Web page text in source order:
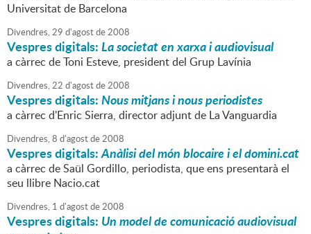
Universitat de Barcelona
Divendres,29 d'agostde2008
Vespres digitals:La societat en xarxa i audiovisual
a càrrec de Toni Esteve, president del Grup Lavínia
Divendres,22 d'agostde2008
Vespres digitals:Nous mitjans i nous periodistes
a càrrec d'Enric Sierra, director adjunt de La Vanguardia
Divendres,8 d'agostde2008
Vespres digitals:Anàlisi del món blocaire i el domini.cat
a càrrec de Saül Gordillo, periodista, que ens presentarà el
seu llibre Nacio.cat
Divendres, 1 d'agostde2008
Vespres digitals: Un model de comunicació audiovisual